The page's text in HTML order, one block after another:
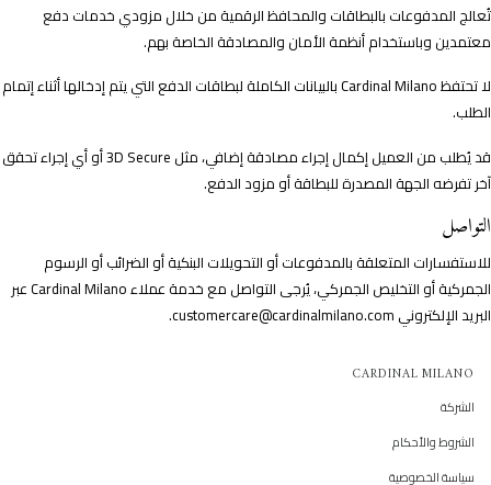
تُعالج المدفوعات بالبطاقات والمحافظ الرقمية من خلال مزودي خدمات دفع
معتمدين وباستخدام أنظمة الأمان والمصادقة الخاصة بهم.
لا تحتفظ Cardinal Milano بالبيانات الكاملة لبطاقات الدفع التي يتم إدخالها أثناء إتمام
الطلب.
قد يُطلب من العميل إكمال إجراء مصادقة إضافي، مثل 3D Secure أو أي إجراء تحقق
آخر تفرضه الجهة المصدرة للبطاقة أو مزود الدفع.
التواصل
للاستفسارات المتعلقة بالمدفوعات أو التحويلات البنكية أو الضرائب أو الرسوم
الجمركية أو التخليص الجمركي، يُرجى التواصل مع خدمة عملاء Cardinal Milano عبر
البريد الإلكتروني customercare@cardinalmilano.com
.
CARDINAL MILANO
الشركة
الشروط والأحكام
سياسة الخصوصية